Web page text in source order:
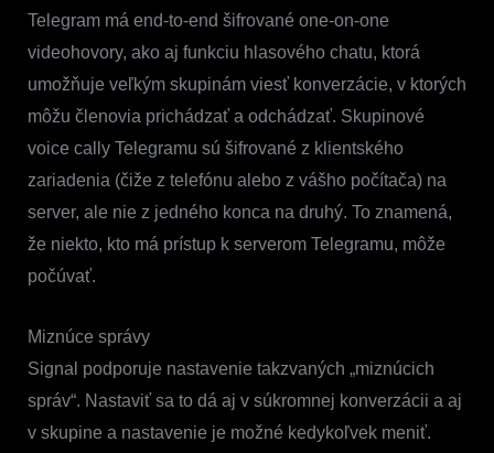
Telegram má end-to-end šifrované one-on-one
videohovory, ako aj funkciu hlasového chatu, ktorá
umožňuje veľkým skupinám viesť konverzácie, v ktorých
môžu členovia prichádzať a odchádzať. Skupinové
voice cally Telegramu sú šifrované z klientského
zariadenia (čiže z telefónu alebo z vášho počítača) na
server, ale nie z jedného konca na druhý. To znamená,
že niekto, kto má prístup k serverom Telegramu, môže
počúvať.
Miznúce správy
Signal podporuje nastavenie takzvaných „miznúcich
správ“. Nastaviť sa to dá aj v súkromnej konverzácii a aj
v skupine a nastavenie je možné kedykoľvek meniť.